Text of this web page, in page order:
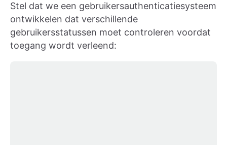
Stel dat we een gebruikersauthenticatiesysteem
ontwikkelen dat verschillende
gebruikersstatussen moet controleren voordat
toegang wordt verleend: